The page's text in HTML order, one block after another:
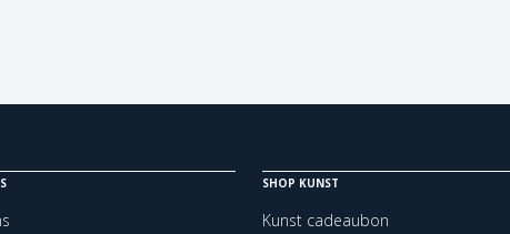
SHOP KUNST
Kunst cadeaubon